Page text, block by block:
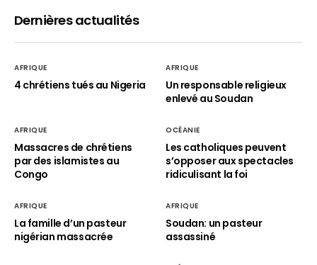
Dernières actualités
AFRIQUE
4 chrétiens tués au Nigeria
AFRIQUE
Un responsable religieux
enlevé au Soudan
AFRIQUE
Massacres de chrétiens
par des islamistes au
Congo
OCÉANIE
Les catholiques peuvent
s’opposer aux spectacles
ridiculisant la foi
AFRIQUE
La famille d’un pasteur
nigérian massacrée
AFRIQUE
Soudan: un pasteur
assassiné